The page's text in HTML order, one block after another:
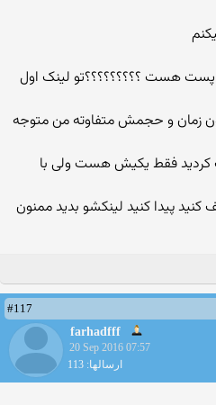
هست ؟؟؟؟؟؟؟؟؟تو لینک اول
زمان و حجمش متفاوته من متوجه
کردید فقط یکیش هست ولی با
پیدا کنید لینکشو بدید ممنون
#117
farhadfff
20 Sep 2016 07:57
ارسالها: 113